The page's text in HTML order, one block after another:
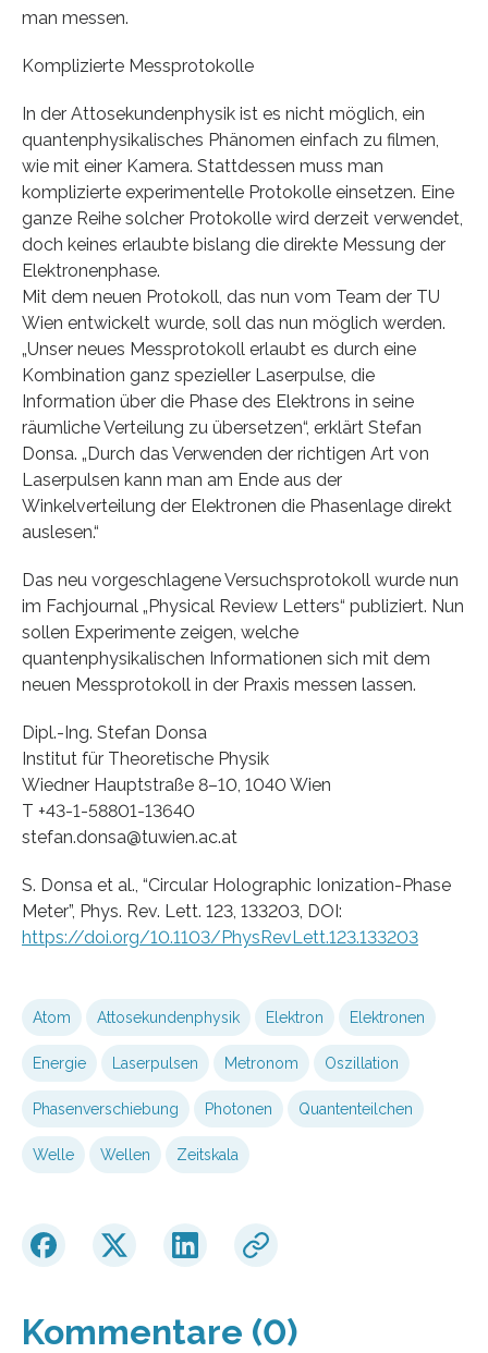
man messen.
Komplizierte Messprotokolle
In der Attosekundenphysik ist es nicht möglich, ein
quantenphysikalisches Phänomen einfach zu filmen,
wie mit einer Kamera. Stattdessen muss man
komplizierte experimentelle Protokolle einsetzen. Eine
ganze Reihe solcher Protokolle wird derzeit verwendet,
doch keines erlaubte bislang die direkte Messung der
Elektronenphase.
Mit dem neuen Protokoll, das nun vom Team der TU
Wien entwickelt wurde, soll das nun möglich werden.
„Unser neues Messprotokoll erlaubt es durch eine
Kombination ganz spezieller Laserpulse, die
Information über die Phase des Elektrons in seine
räumliche Verteilung zu übersetzen“, erklärt Stefan
Donsa. „Durch das Verwenden der richtigen Art von
Laserpulsen kann man am Ende aus der
Winkelverteilung der Elektronen die Phasenlage direkt
auslesen.“
Das neu vorgeschlagene Versuchsprotokoll wurde nun
im Fachjournal „Physical Review Letters“ publiziert. Nun
sollen Experimente zeigen, welche
quantenphysikalischen Informationen sich mit dem
neuen Messprotokoll in der Praxis messen lassen.
Dipl.-Ing. Stefan Donsa
Institut für Theoretische Physik
Wiedner Hauptstraße 8–10, 1040 Wien
T +43-1-58801-13640
stefan.donsa@tuwien.ac.at
S. Donsa et al., “Circular Holographic Ionization-Phase
Meter”, Phys. Rev. Lett. 123, 133203, DOI:
https://doi.org/10.1103/PhysRevLett.123.133203
Atom Attosekundenphysik Elektron Elektronen
Energie Laserpulsen Metronom Oszillation
Phasenverschiebung Photonen Quantenteilchen
Welle Wellen Zeitskala
Kommentare (0)